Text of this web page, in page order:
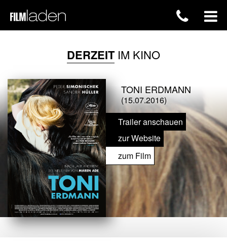
DERZEITIM KINO
TONI ERDMANN
(15.07.2016)
Trailer anschauen
zur Website
zum Film